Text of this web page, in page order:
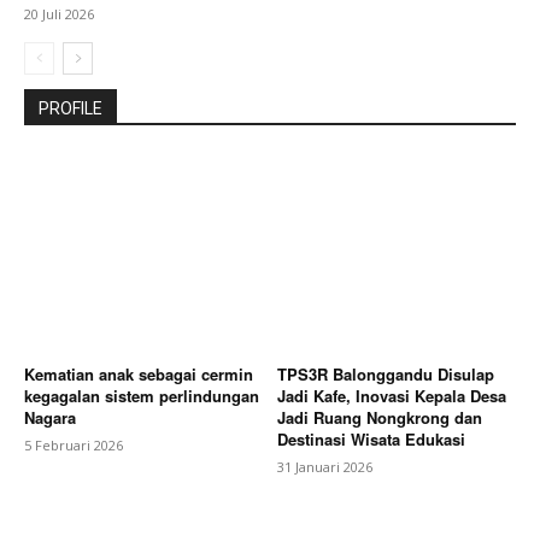
20 Juli 2026
PROFILE
Kematian anak sebagai cermin
kegagalan sistem perlindungan
Nagara
5 Februari 2026
TPS3R Balonggandu Disulap
Jadi Kafe, Inovasi Kepala Desa
Jadi Ruang Nongkrong dan
Destinasi Wisata Edukasi
31 Januari 2026